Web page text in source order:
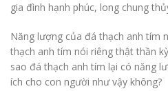
gia đình hạnh phúc, long chung
Năng lượng của đá thạch anh tím
thạch anh tím nói riêng thật thần
sao đá thạch anh tím lại có năng
ích cho con người như vậy không?